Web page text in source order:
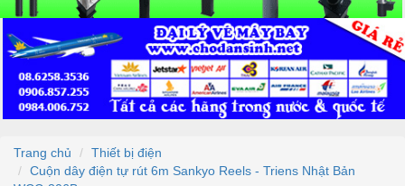
Trang chủ
Thiết bị điện
Cuộn dây điện tự rút 6m Sankyo Reels - Triens Nhật Bản